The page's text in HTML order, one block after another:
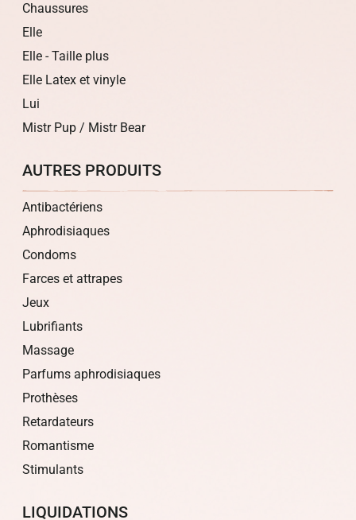
Chaussures
Elle
Elle - Taille plus
Elle Latex et vinyle
Lui
Mistr Pup / Mistr Bear
AUTRES PRODUITS
Antibactériens
Aphrodisiaques
Condoms
Farces et attrapes
Jeux
Lubrifiants
Massage
Parfums aphrodisiaques
Prothèses
Retardateurs
Romantisme
Stimulants
LIQUIDATIONS